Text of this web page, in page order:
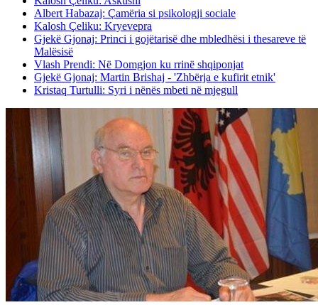
Albert Habazaj: Çamëria si psikologji sociale
Kalosh Çeliku: Kryevepra
Gjekë Gjonaj: Princi i gojëtarisë dhe mbledhësi i thesareve të
Malësisë
Vlash Prendi: Në Domgjon ku rrinë shqiponjat
Gjekë Gjonaj: Martin Brishaj - 'Zhbërja e kufirit etnik'
Kristaq Turtulli: Syri i nënës mbeti në mjegull